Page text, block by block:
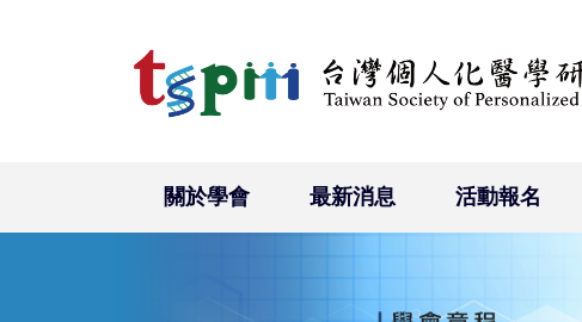
關於學會 最新消息 活動報名